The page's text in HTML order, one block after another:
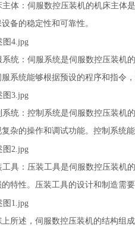
主体：伺服数控压装机的机床主体
备的稳定性和可靠性。
系统：伺服系统是伺服数控压装机
系统能够根据预设的程序和指令
系统：控制系统是伺服数控压装机
复杂的操作和调试功能。控制系统
工具：压装工具是伺服数控压装机
的特性。压装工具的设计和制造需
述，伺服数控压装机的结构组成